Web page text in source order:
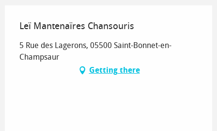
Leï Mantenaïres Chansouris
5 Rue des Lagerons, 05500 Saint-Bonnet-en-
Champsaur
Getting there